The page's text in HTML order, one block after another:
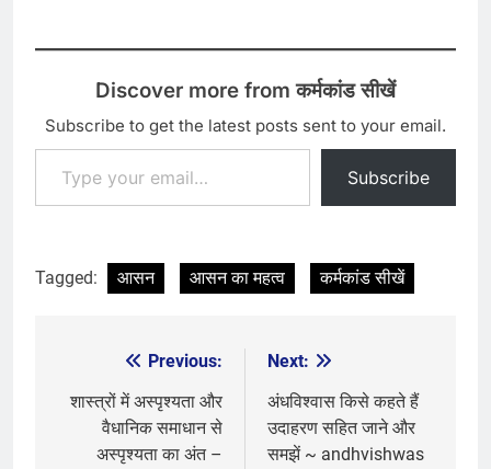
Discover more from कर्मकांड सीखें
Subscribe to get the latest posts sent to your email.
Type your email…
Subscribe
Tagged: आसन आसन का महत्व कर्मकांड सीखें
navigation
Previous:
शास्त्रों में अस्पृश्यता और
वैधानिक समाधान से
अस्पृश्यता का अंत –
Next:
अंधविश्वास किसे कहते हैं
उदाहरण सहित जाने और
समझें ~ andhvishwas